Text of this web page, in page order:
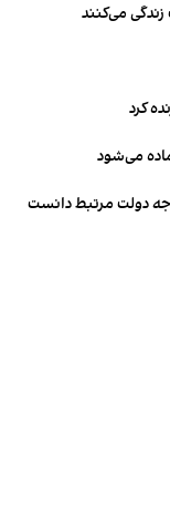
می‌کنند
کرد
می‌شود
دولت مرتبط دانست